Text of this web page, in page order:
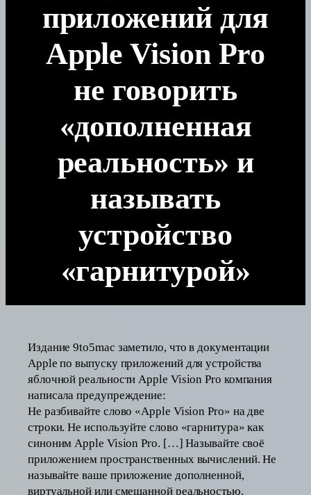
приложений для
Apple Vision Pro
не говорить
«дополненная
реальность» и
называть
устройство
«гарнитурой»
Издание 9to5mac заметило, что в документации
Apple по выпуску приложений для устройства
яблочной реальности Apple Vision Pro компания
написала предупреждение:
Не разбивайте слово «Apple Vision Pro» на две
строки. Не используйте слово «гарнитура» как
синоним Apple Vision Pro. […] Называйте своё
приложением пространственных вычислений. Не
называйте ваше приложение дополненной,
виртуальной или смешанной реальностью.